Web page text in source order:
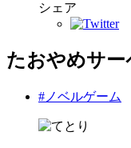
シェア
たおやめサー
#ノベルゲーム